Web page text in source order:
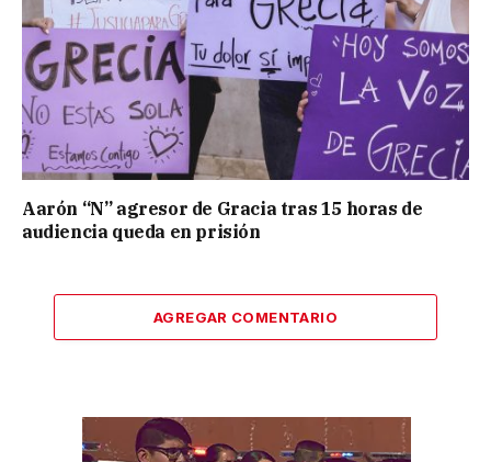
Aarón “N” agresor de Gracia tras 15 horas de
audiencia queda en prisión
AGREGAR COMENTARIO